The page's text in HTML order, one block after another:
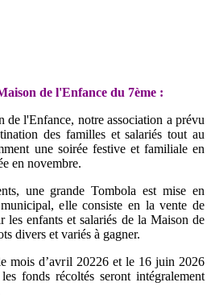
de l'Enfance du 7ème :
de l'Enfance, notre association a prévu
des familles et salariés tout au
une soirée festive et familiale en
en novembre.
une grande Tombola est mise en
elle consiste en la vente de
les enfants et salariés de la Maison de
divers et variés à gagner.
mois d’avril 20226 et le 16 juin 2026
fonds récoltés seront intégralement